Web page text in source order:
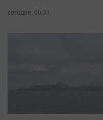
сегодня, 00:31